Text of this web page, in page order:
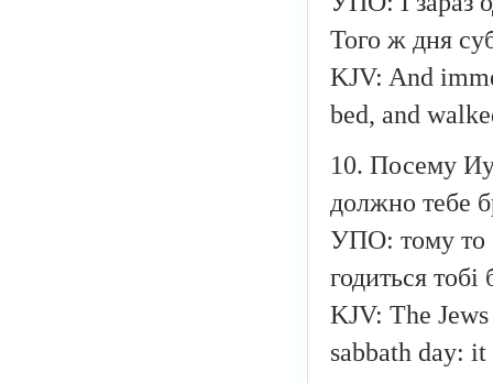
Того ж дня
KJV: And
bed, and
10. Посему
должно тебе
УПО: тому то
годиться
KJV: The
sabbath day: